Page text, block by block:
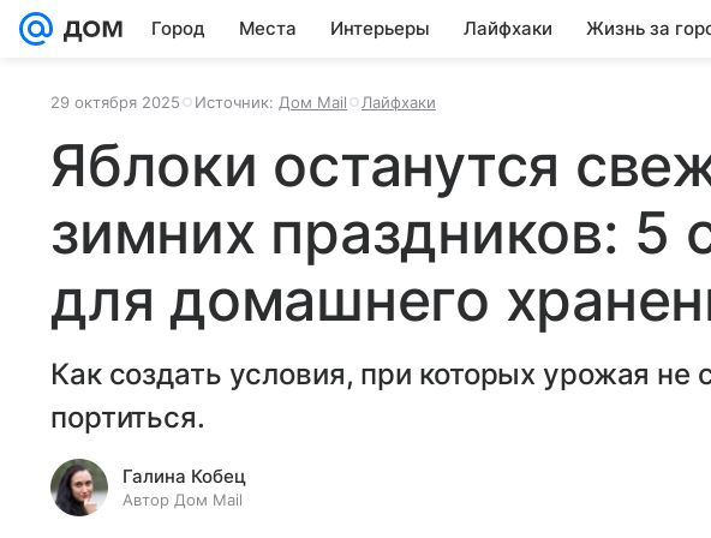
Город Места Интерьеры Лайфхаки Жизнь за
29 октября 2025 Источник: Дом Mail Лайфхаки
Яблоки останутся
зимних праздников: 5
для домашнего
Как создать условия, при которых урожая не
портиться.
Галина Кобец
Автор Дом Mail